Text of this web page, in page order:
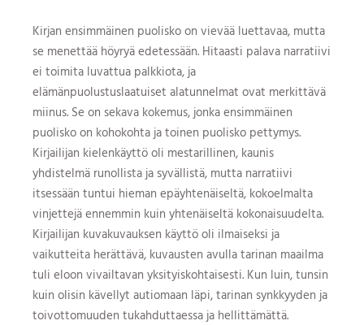
Kirjan ensimmäinen puolisko on vievää luettavaa, mutta
se menettää höyryä edetessään. Hitaasti palava narratiivi
ei toimita luvattua palkkiota, ja
elämänpuolustuslaatuiset alatunnelmat ovat merkittävä
miinus. Se on sekava kokemus, jonka ensimmäinen
puolisko on kohokohta ja toinen puolisko pettymys.
Kirjailijan kielenkäyttö oli mestarillinen, kaunis
yhdistelmä runollista ja syvällistä, mutta narratiivi
itsessään tuntui hieman epäyhtenäiseltä, kokoelmalta
vinjettejä ennemmin kuin yhtenäiseltä kokonaisuudelta.
Kirjailijan kuvakuvauksen käyttö oli ilmaiseksi ja
vaikutteita herättävä, kuvausten avulla tarinan maailma
tuli eloon vivailtavan yksityiskohtaisesti. Kun luin, tunsin
kuin olisin kävellyt autiomaan läpi, tarinan synkkyyden ja
toivottomuuden tukahduttaessa ja hellittämättä.